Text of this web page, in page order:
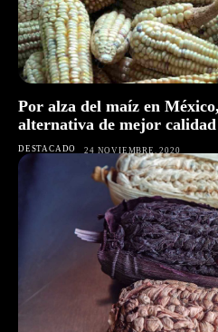
Por alza del maíz en
alternativa de mejor calidad
DESTACADO 24 NOVIEMBRE, 2020